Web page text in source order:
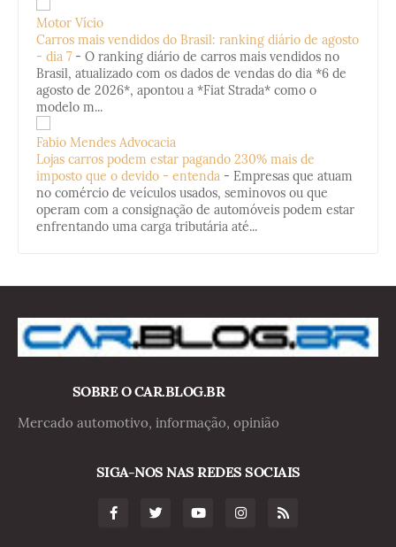
Motor Vício
Carros mais vendidos do Brasil: ranking diário de agosto
- dia 7 - O ranking diário de carros mais vendidos no
Brasil, atualizado com os dados de vendas do dia *6 de
agosto de 2026*, apontou a *Fiat Strada* como o
modelo m...
Fabio Mendes Advocacia
Lojas carros podem estar pagando 230% mais de
imposto que o devido - entenda - Empresas que atuam
no comércio de veículos usados, seminovos ou que
operam com a consignação de automóveis podem estar
enfrentando uma carga tributária até...
SOBRE O CAR.BLOG.BR
Mercado automotivo, informação, opinião
SIGA-NOS NAS REDES SOCIAIS